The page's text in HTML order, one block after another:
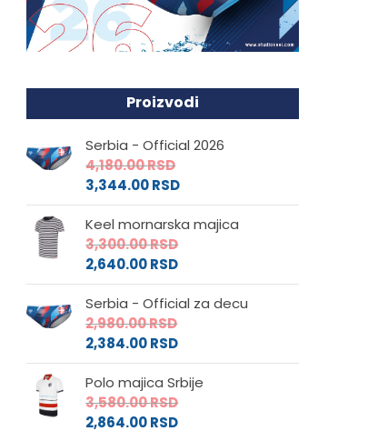
Proizvodi
Serbia - Official 2026
4,180.00RSD
3,344.00RSD
Keel mornarska majica
3,300.00RSD
2,640.00RSD
Serbia - Official za decu
2,980.00RSD
2,384.00RSD
Polo majica Srbije
3,580.00RSD
2,864.00RSD